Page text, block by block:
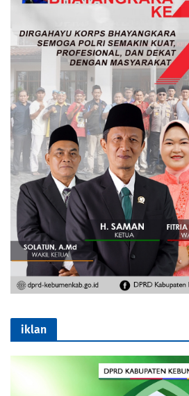
iklan